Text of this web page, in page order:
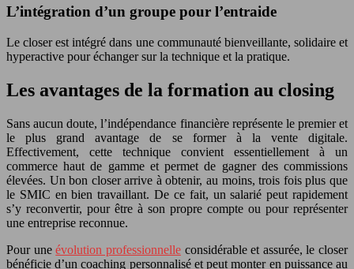
L’intégration d’un groupe pour l’entraide
Le closer est intégré dans une communauté bienveillante, solidaire et
hyperactive pour échanger sur la technique et la pratique.
Les avantages de la formation au closing
Sans aucun doute, l’indépendance financière représente le premier et
le plus grand avantage de se former à la vente digitale.
Effectivement, cette technique convient essentiellement à un
commerce haut de gamme et permet de gagner des commissions
élevées. Un bon closer arrive à obtenir, au moins, trois fois plus que
le SMIC en bien travaillant. De ce fait, un salarié peut rapidement
s’y reconvertir, pour être à son propre compte ou pour représenter
une entreprise reconnue.
Pour uneévolution professionnelleconsidérable et assurée, le closer
bénéficie d’un coaching personnalisé et peut monter en puissance au